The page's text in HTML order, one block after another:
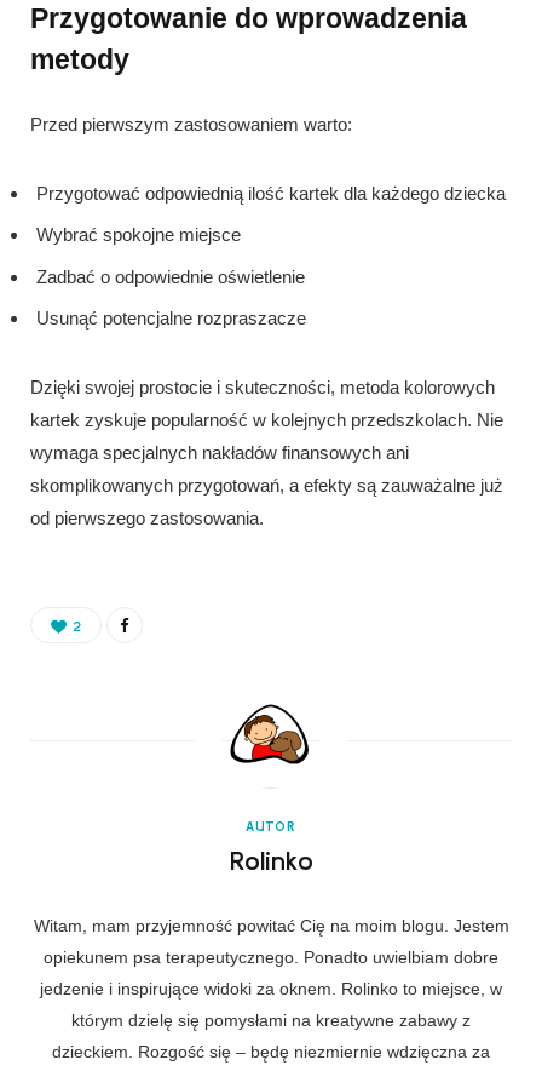
Przygotowanie do wprowadzenia
metody
Przed pierwszym zastosowaniem warto:
Przygotować odpowiednią ilość kartek dla każdego dziecka
Wybrać spokojne miejsce
Zadbać o odpowiednie oświetlenie
Usunąć potencjalne rozpraszacze
Dzięki swojej prostocie i skuteczności, metoda kolorowych
kartek zyskuje popularność w kolejnych przedszkolach. Nie
wymaga specjalnych nakładów finansowych ani
skomplikowanych przygotowań, a efekty są zauważalne już
od pierwszego zastosowania.
2
AUTOR
Rolinko
Witam, mam przyjemność powitać Cię na moim blogu. Jestem
opiekunem psa terapeutycznego. Ponadto uwielbiam dobre
jedzenie i inspirujące widoki za oknem. Rolinko to miejsce, w
którym dzielę się pomysłami na kreatywne zabawy z
dzieckiem. Rozgość się – będę niezmiernie wdzięczna za